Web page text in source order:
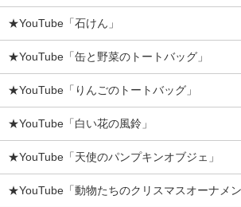
★YouTube「石けん」
★YouTube「缶と野菜のトートバッグ」
★YouTube「りんごのトートバッグ」
★YouTube「白い花の風鈴」
★YouTube「天使のパンプキンオブジェ」
★YouTube「動物たちのクリスマスオーナメン